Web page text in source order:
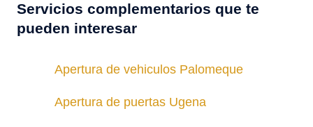
Servicios complementarios que te
pueden interesar
Apertura de vehiculos Palomeque
Apertura de puertas Ugena